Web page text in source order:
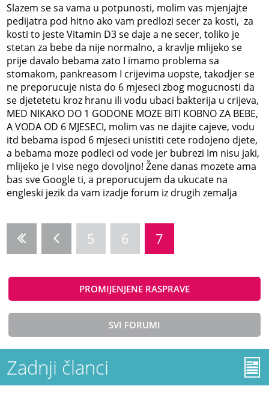
Slazem se sa vama u potpunosti, molim vas mjenjajte
pedijatra pod hitno ako vam predlozi secer za kosti, za
kosti to jeste Vitamin D3 se daje a ne secer, toliko je
stetan za bebe da nije normalno, a kravlje mlijeko se
prije davalo bebama zato I imamo problema sa
stomakom, pankreasom I crijevima uopste, takodjer se
ne preporucuje nista do 6 mjeseci zbog mogucnosti da
se djetetetu kroz hranu ili vodu ubaci bakterija u crijeva,
MED NIKAKO DO 1 GODONE MOZE BITI KOBNO ZA BEBE,
A VODA OD 6 MJESECI, molim vas ne dajite cajeve, vodu
itd bebama ispod 6 mjeseci unistiti cete rodojeno djete,
a bebama moze podleci od vode jer bubrezi Im nisu jaki,
mlijeko je I vise nego dovoljno! Žene danas mozete ama
bas sve Google ti, a preporucujem da ukucate na
engleski jezik da vam izadje forum iz drugih zemalja
5 6 7
PROMIJENJENE RASPRAVE
SVI FORUMI
Zadnji članci